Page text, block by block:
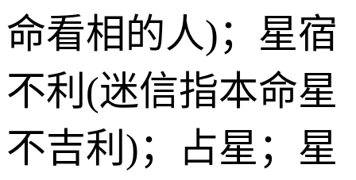
命看相的人)；星宿
不利(迷信指本命星
不吉利)；占星；星